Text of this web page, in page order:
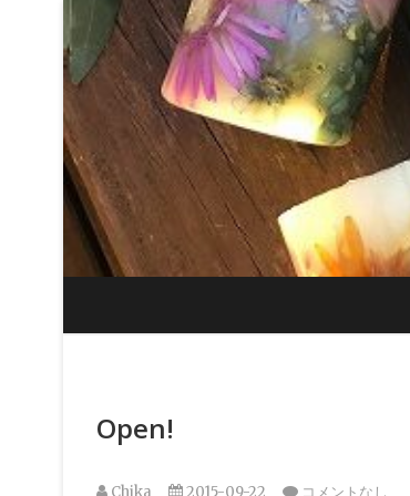
content
Open!
Chika 2015-09-22 コメントなし